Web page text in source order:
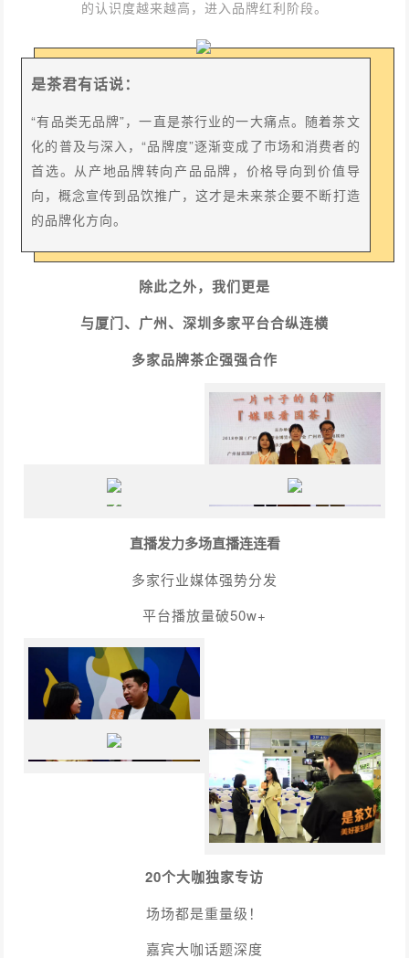
的认识度越来越高，进入品牌红利阶段。
是茶君有话说：
“有品类无品牌”，一直是茶行业的一大痛点。随着茶文
化的普及与深入，“品牌度”逐渐变成了市场和消费者的
首选。从产地品牌转向产品品牌，价格导向到价值导
向，概念宣传到品饮推广，这才是未来茶企要不断打造
的品牌化方向。
除此之外，我们更是
与厦门、广州、深圳多家平台合纵连横
多家品牌茶企强强合作
直播发力多场直播连连看
多家行业媒体强势分发
平台播放量破50w+
20个大咖独家专访
场场都是重量级！
嘉宾大咖话题深度